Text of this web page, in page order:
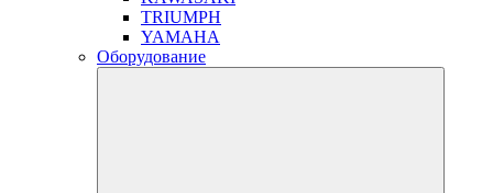
TRIUMPH
YAMAHA
Оборудование